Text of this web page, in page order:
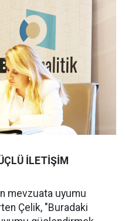
İLETİŞİM
mevzuata uyumu
Çelik, "Buradaki